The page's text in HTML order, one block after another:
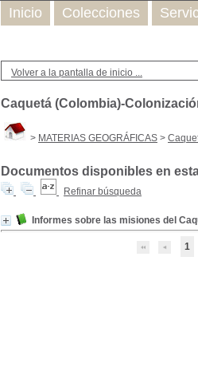
Volver a la pantalla de inicio ...
Caquetá (Colombia)-
> MATERIAS GEOGRÁFICAS >
Documentos disponibles en
Refinar búsqueda
Informes sobre las misiones del
1
Inicio Colecciones